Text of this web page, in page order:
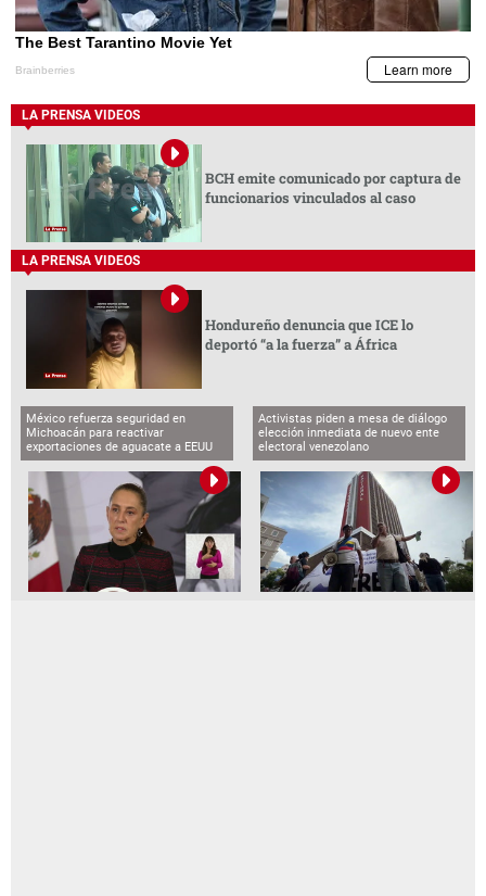
LA PRENSA VIDEOS
BCH emite comunicado por captura de
funcionarios vinculados al caso
LA PRENSA VIDEOS
Hondureño denuncia que ICE lo
deportó “a la fuerza” a África
México refuerza seguridad en
Michoacán para reactivar
exportaciones de aguacate a EEUU
Activistas piden a mesa de diálogo
elección inmediata de nuevo ente
electoral venezolano